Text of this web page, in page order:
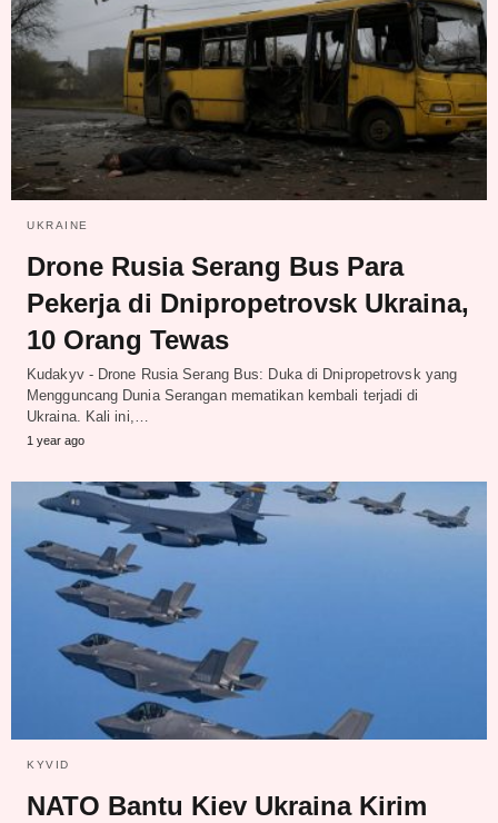
UKRAINE
Drone Rusia Serang Bus Para
Pekerja di Dnipropetrovsk Ukraina,
10 Orang Tewas
Kudakyv - Drone Rusia Serang Bus: Duka di Dnipropetrovsk yang
Mengguncang Dunia Serangan mematikan kembali terjadi di
Ukraina. Kali ini,…
1 year ago
KYVID
NATO Bantu Kiev Ukraina Kirim